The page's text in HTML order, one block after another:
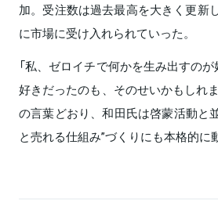
加。受注数は過去最高を大きく更新し
に市場に受け入れられていった。
「私、ゼロイチで何かを生み出すの
好きだったのも、そのせいかもしれ
の言葉どおり、和田氏は啓蒙活動と
と売れる仕組み”づくりにも本格的に